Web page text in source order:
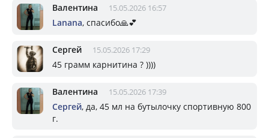
Валентина 15.05.2026 16:57
Lanana, спасибо🙏💕
Сергей 15.05.2026 17:29
45 грамм карнитина ? ))))
Валентина 15.05.2026 17:39
Сергей, да, 45 мл на бутылочку спортивную 800
г.